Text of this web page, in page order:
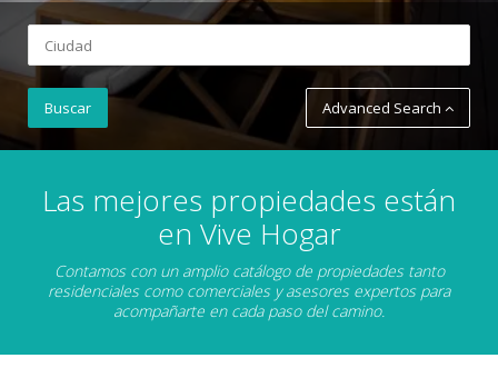
Advanced Search
Las mejores propiedades están
en Vive Hogar
Contamos con un amplio catálogo de propiedades tanto
residenciales como comerciales y asesores expertos para
acompañarte en cada paso del camino.